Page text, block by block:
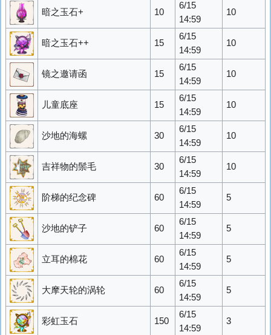
暗之玉石+ 10
6/15
14:59
10
暗之玉石++ 15
6/15
14:59
10
镜之邀请函 15
6/15
14:59
10
儿童底座 15
6/15
14:59
10
沙地的海螺 30
6/15
14:59
10
吉祥物的鬃毛 30
6/15
14:59
10
阶梯的纪念碑 60
6/15
14:59
5
沙地的铲子 60
6/15
14:59
5
立耳的棉花 60
6/15
14:59
5
大摩天轮的涡轮 60
6/15
14:59
5
彩虹玉石 150
6/15
14:59
3